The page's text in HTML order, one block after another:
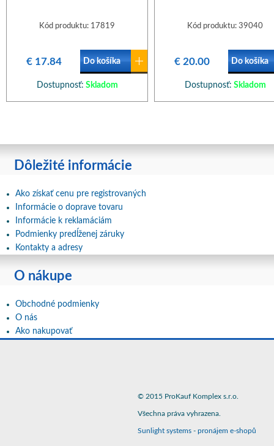
Kód produktu: 17819
€ 17.84 Do košíka
Dostupnosť: Skladom
Kód produktu: 39040
€ 20.00 Do košíka
Dostupnosť: Skladom
Dôležité informácie
Ako získať cenu pre registrovaných
Informácie o doprave tovaru
Informácie k reklamáciám
Podmienky predĺženej záruky
Kontakty a adresy
O nákupe
Obchodné podmienky
O nás
Ako nakupovať
© 2015 ProKauf Komplex s.r.o.
Všechna práva vyhrazena.
Sunlight systems - pronájem e-shopů